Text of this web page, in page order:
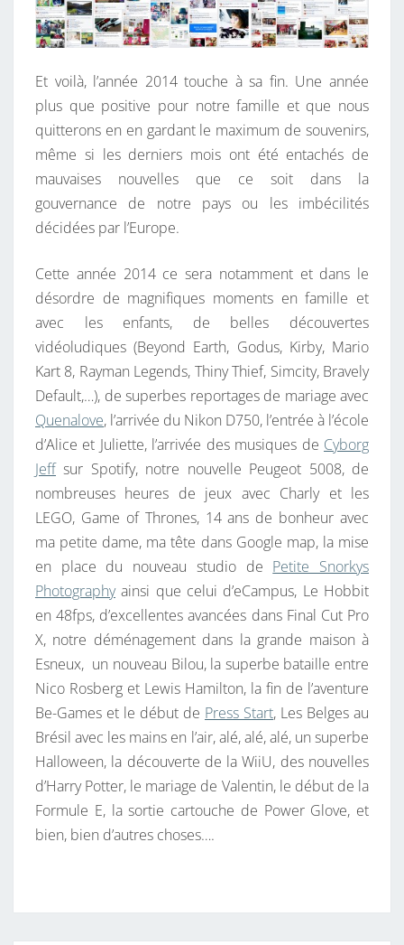
Et voilà, l’année 2014 touche à sa fin. Une année
plus que positive pour notre famille et que nous
quitterons en en gardant le maximum de souvenirs,
même si les derniers mois ont été entachés de
mauvaises nouvelles que ce soit dans la
gouvernance de notre pays ou les imbécilités
décidées par l’Europe.
Cette année 2014 ce sera notamment et dans le
désordre de magnifiques moments en famille et
avec les enfants, de belles découvertes
vidéoludiques (Beyond Earth, Godus, Kirby, Mario
Kart 8, Rayman Legends, Thiny Thief, Simcity, Bravely
Default,…), de superbes reportages de mariage avec
Quenalove, l’arrivée du Nikon D750, l’entrée à l’école
d’Alice et Juliette, l’arrivée des musiques de Cyborg
Jeffsur Spotify, notre nouvelle Peugeot 5008, de
nombreuses heures de jeux avec Charly et les
LEGO, Game of Thrones, 14 ans de bonheur avec
ma petite dame, ma tête dans Google map, la mise
en place du nouveau studio de Petite Snorkys
Photographyainsi que celui d’eCampus, Le Hobbit
en 48fps, d’excellentes avancées dans Final Cut Pro
X, notre déménagement dans la grande maison à
Esneux, un nouveau Bilou, la superbe bataille entre
Nico Rosberg et Lewis Hamilton, la fin de l’aventure
Be-Games et le début de Press Start, Les Belges au
Brésil avec les mains en l’air, alé, alé, alé, un superbe
Halloween, la découverte de la WiiU, des nouvelles
d’Harry Potter, le mariage de Valentin, le début de la
Formule E, la sortie cartouche de Power Glove, et
bien, bien d’autres choses….